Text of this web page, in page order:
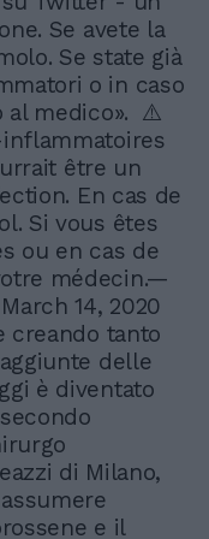
Se avete la
Se state già
o in caso
al medico». ⚠️
inflammatoires
être un
En cas de
Si vous êtes
ou en cas de
médecin.—
14, 2020
creando tanto
delle
è diventato
di Milano,
e il